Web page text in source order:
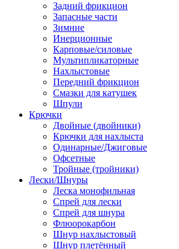
Задний фрикцион
Запасные части
Зимние
Инерционные
Карповые/силовые
Мультипликаторные
Нахлыстовые
Передний фрикцион
Смазки для катушек
Шпули
Крючки
Двойные (двойники)
Крючки для нахлыста
Одинарные/Джиговые
Офсетные
Тройные (тройники)
Лески/Шнуры
Леска монофильная
Спрей для лески
Спрей для шнура
Флюорокарбон
Шнур нахлыстовый
Шнур плетённый